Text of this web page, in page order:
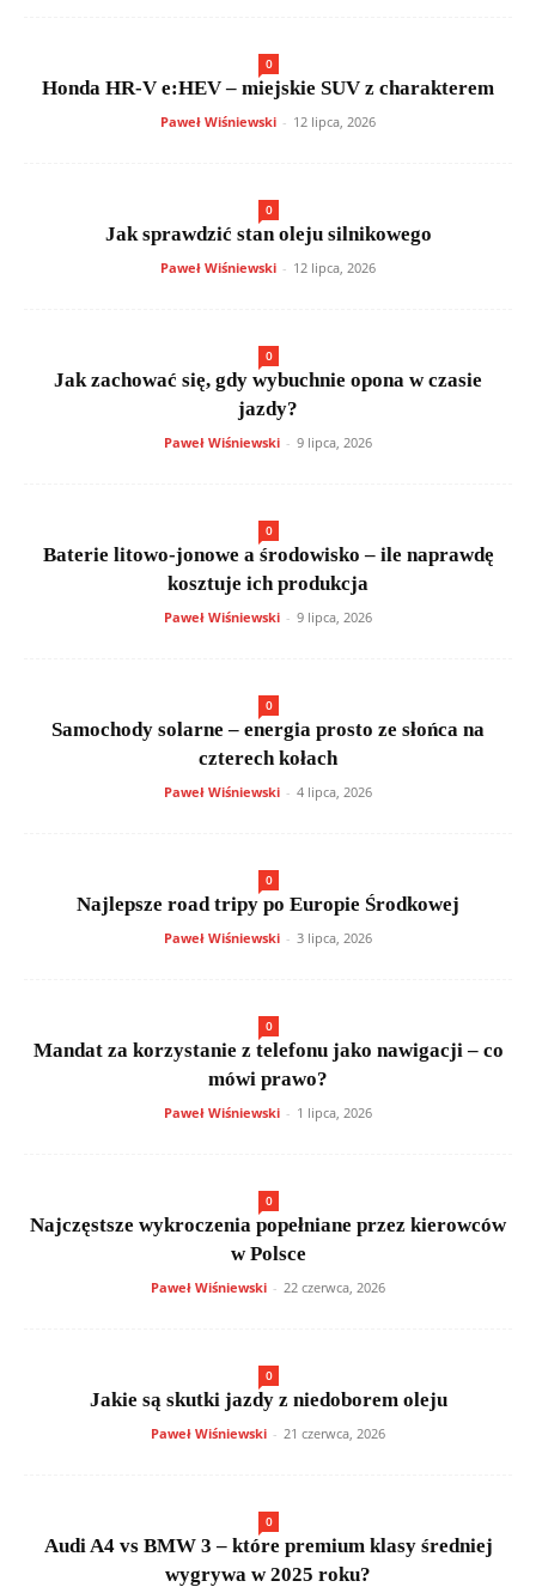
0
Honda HR-V e:HEV – miejskie SUV z charakterem
Paweł Wiśniewski - 12 lipca, 2026
0
Jak sprawdzić stan oleju silnikowego
Paweł Wiśniewski - 12 lipca, 2026
0
Jak zachować się, gdy wybuchnie opona w czasie
jazdy?
Paweł Wiśniewski - 9 lipca, 2026
0
Baterie litowo-jonowe a środowisko – ile naprawdę
kosztuje ich produkcja
Paweł Wiśniewski - 9 lipca, 2026
0
Samochody solarne – energia prosto ze słońca na
czterech kołach
Paweł Wiśniewski - 4 lipca, 2026
0
Najlepsze road tripy po Europie Środkowej
Paweł Wiśniewski - 3 lipca, 2026
0
Mandat za korzystanie z telefonu jako nawigacji – co
mówi prawo?
Paweł Wiśniewski - 1 lipca, 2026
0
Najczęstsze wykroczenia popełniane przez kierowców
w Polsce
Paweł Wiśniewski - 22 czerwca, 2026
0
Jakie są skutki jazdy z niedoborem oleju
Paweł Wiśniewski - 21 czerwca, 2026
0
Audi A4 vs BMW 3 – które premium klasy średniej
wygrywa w 2025 roku?